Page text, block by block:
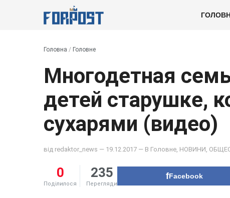
Головна / Головне
Многодетная
детей старушке,
сухарями (видео)
від redaktor_news — 19.12.2017 — В Головне НОВИНИ
0
Поділилося
235
Перегляди
Facebook